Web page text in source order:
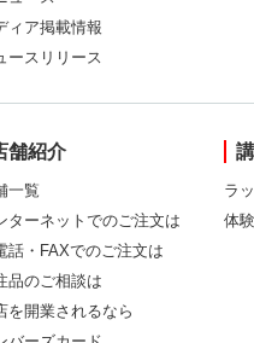
ィア掲載情報
ースリリース
舗紹介
一覧
ターネットでのご注文は
話・FAXでのご注文は
品のご相談は
を開業されるなら
ラ
体